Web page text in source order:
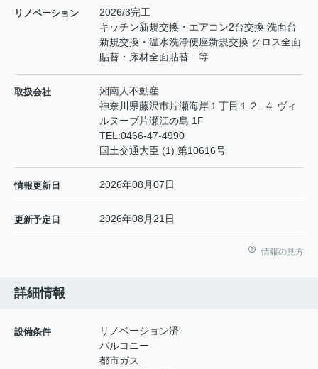
リノベーション
2026/3完工
キッチン新規交換・エアコン2台交換 洗面台
新規交換・温水洗浄便座新規交換 クロス全面
貼替・床材全面貼替 等
取扱会社
湘南人不動産
神奈川県藤沢市片瀬海岸１丁目１２−４ ヴィ
ルヌーブ片瀬江の島 1F
TEL:0466-47-4990
国土交通大臣 (1) 第10616号
情報更新日 2026年08月07日
更新予定日 2026年08月21日
情報の見方
詳細情報
設備条件
リノベーション済
バルコニー
都市ガス